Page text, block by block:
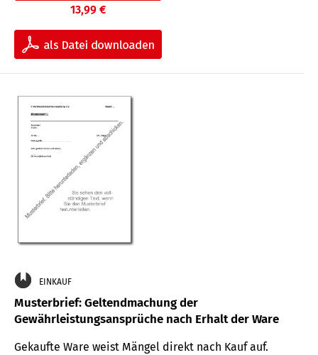
13,99 €
EINKAUF
Musterbrief: Geltendmachung der
Gewährleistungsansprüche nach Erhalt der Ware
Gekaufte Ware weist Mängel direkt nach Kauf auf.